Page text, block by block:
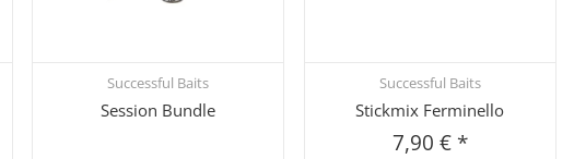
Schnellkauf
Successful Baits
Session Bundle
Schnellkauf
Successful Baits
Stickmix Ferminello
7,90 € *